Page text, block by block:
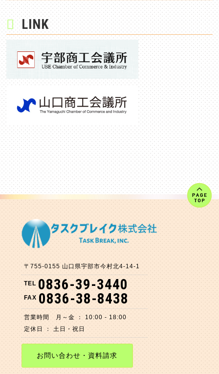
LINK
〒755-0155 山口県宇部市今村北4-14-1
TEL 0836-39-3440
FAX 0836-38-8438
営業時間 月～金 ： 10:00 - 18:00
定休日 ： 土日・祝日
お問い合わせ・資料請求